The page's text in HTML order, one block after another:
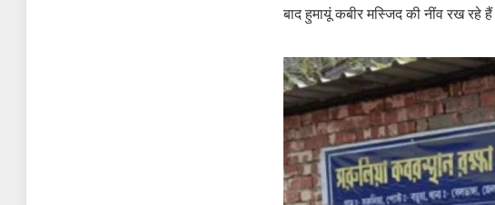
बाद हुमायूं कबीर मस्जिद की नींव रख रहे